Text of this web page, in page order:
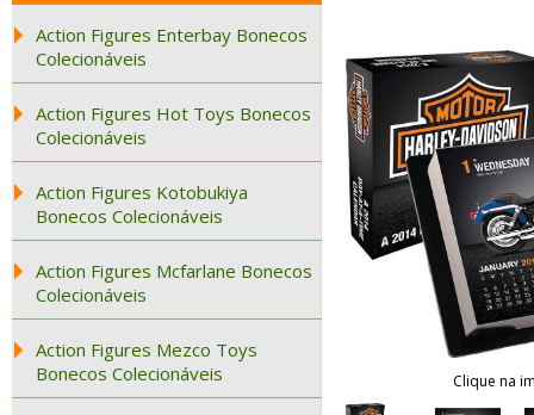
Action Figures Enterbay Bonecos
Colecionáveis
Action Figures Hot Toys Bonecos
Colecionáveis
Action Figures Kotobukiya
Bonecos Colecionáveis
Action Figures Mcfarlane Bonecos
Colecionáveis
Action Figures Mezco Toys
Bonecos Colecionáveis
Clique na